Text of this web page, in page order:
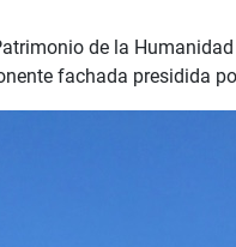
de la
fachada presidida